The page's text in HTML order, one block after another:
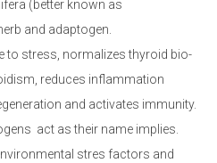
(better known as
and adaptogen.
to stress, normalizes thyroid bio-
reduces inflammation
and activates immunity.
act as their name implies.
stres factors and